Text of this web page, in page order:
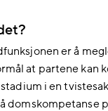
er å
at partene kan
i en
domskompetanse